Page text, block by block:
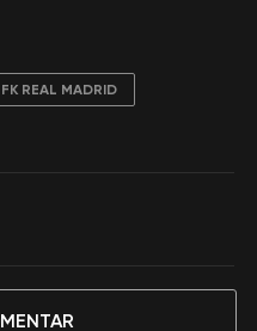
FK REAL MADRID